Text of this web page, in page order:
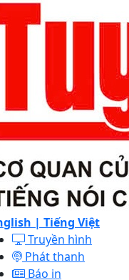
| Tiếng Việt
Truyền hình
Phát thanh
Báo in